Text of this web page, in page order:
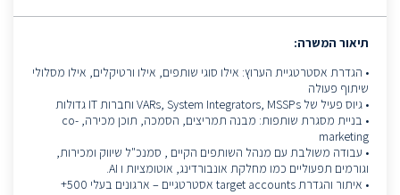
תיאור המשרה:
• הגדרת אסטרטגיית הערוץ: אילו סוגי שותפים, אילו ורטיקלים, אילו מסלולי
שיתוף פעולה
• גיוס פעיל של VARs, System Integrators, MSSPs וחברות IT גדולות
• בניית מסגרת שותפות: מבנה תמריצים, הסמכה, תוכן מכירה, co-
marketing
• עבודה משולבת עם מנהל השותפים הקיים , סמנכ"ל שיווק ומכירות,
וגורמים תפעוליים כמו מחלקת אונבורדינג, אוטומציות ו AI.
• איתור והגדרת target accounts אסטרטגיים – ארגונים בעלי 500+